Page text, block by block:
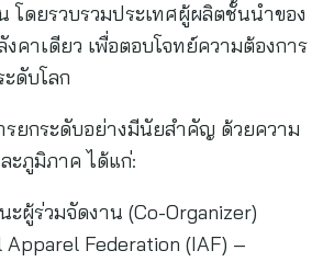
โดยรวบรวมประเทศผู้ผลิตชั้นนำของ
งคาเดียว เพื่อตอบโจทย์ความต้องการ
ดับโลก
รยกระดับอย่างมีนัยสำคัญ ด้วยความ
ะภูมิภาค ได้แก่:
ะผู้ร่วมจัดงาน (Co-Organizer)
Federation (IAF) –